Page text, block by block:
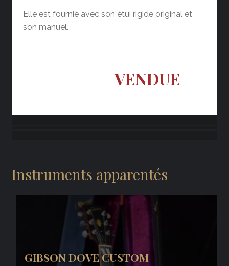
Elle est fournie avec son étui rigide original et
son manuel.
VENDUE
Instruments apparentés
GIBSON DOVE CUSTOM